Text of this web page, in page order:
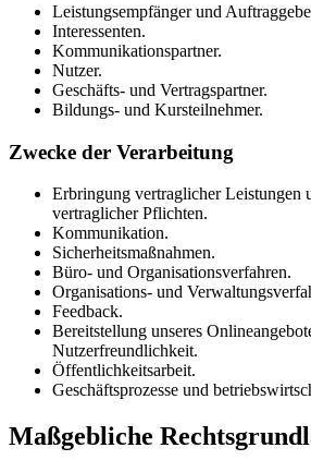
Leistungsempfänger und
Interessenten.
Kommunikationspartner.
Nutzer.
Geschäfts- und Vertragspartner.
Bildungs- und Kursteilnehmer.
Zwecke der Verarbeitung
Erbringung vertraglicher Leistungen
vertraglicher Pflichten.
Kommunikation.
Sicherheitsmaßnahmen.
Büro- und Organisationsverfahren.
Organisations- und
Feedback.
Bereitstellung unseres
Nutzerfreundlichkeit.
Öffentlichkeitsarbeit.
Geschäftsprozesse und
Maßgebliche